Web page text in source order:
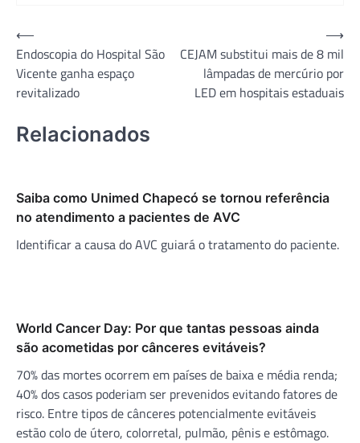
Navegação
de
Post
⟵
Endoscopia do Hospital São
Vicente ganha espaço
revitalizado
CEJAM substitui mais de 8 mil
lâmpadas de mercúrio por
LED em hospitais estaduais
⟶
Relacionados
Saiba como Unimed Chapecó se tornou referência
no atendimento a pacientes de AVC
Identificar a causa do AVC guiará o tratamento do paciente.
World Cancer Day: Por que tantas pessoas ainda
são acometidas por cânceres evitáveis?
70% das mortes ocorrem em países de baixa e média renda;
40% dos casos poderiam ser prevenidos evitando fatores de
risco. Entre tipos de cânceres potencialmente evitáveis
estão colo de útero, colorretal, pulmão, pênis e estômago.